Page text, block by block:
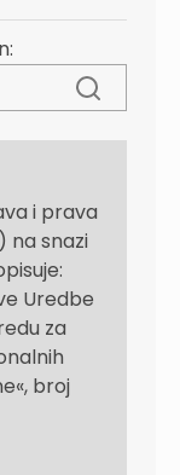
i prava
) na snazi
Uredbe
za
broj